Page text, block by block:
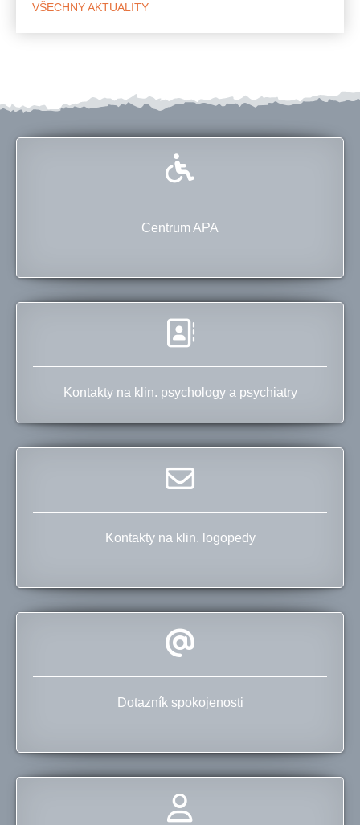
VŠECHNY AKTUALITY
Centrum APA
Kontakty na klin. psychology a psychiatry
Kontakty na klin. logopedy
Dotazník spokojenosti